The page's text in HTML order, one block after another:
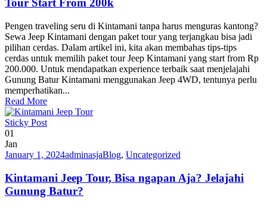
Tour Start From 200k
Pengen traveling seru di Kintamani tanpa harus menguras kantong?
Sewa Jeep Kintamani dengan paket tour yang terjangkau bisa jadi
pilihan cerdas. Dalam artikel ini, kita akan membahas tips-tips
cerdas untuk memilih paket tour Jeep Kintamani yang start from Rp
200.000. Untuk mendapatkan experience terbaik saat menjelajahi
Gunung Batur Kintamani menggunakan Jeep 4WD, tentunya perlu
memperhatikan...
Read More
Sticky Post
01
Jan
January 1, 2024adminasjaBlog, Uncategorized
Kintamani Jeep Tour, Bisa ngapan Aja? Jelajahi
Gunung Batur?